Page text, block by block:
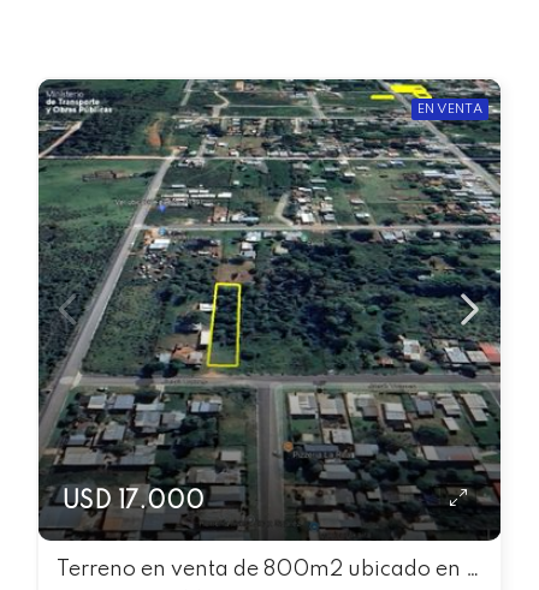
EN VENTA
USD 17.000
Terreno en venta de 800m2 ubicado en Mandubi